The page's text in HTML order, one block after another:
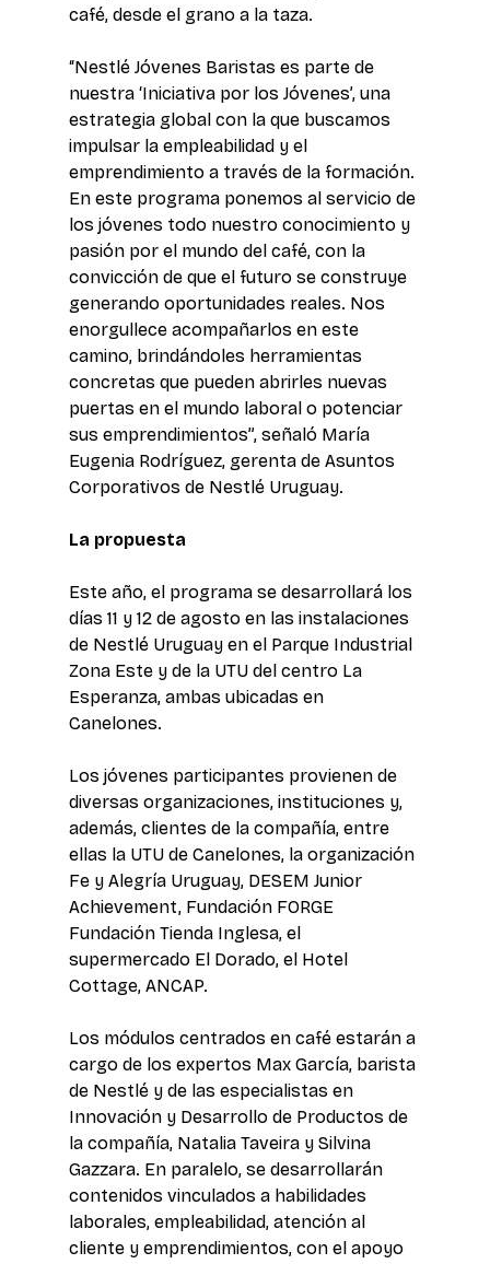
café, desde el grano a la taza.
“Nestlé Jóvenes Baristas es parte de
nuestra ‘Iniciativa por los Jóvenes’, una
estrategia global con la que buscamos
impulsar la empleabilidad y el
emprendimiento a través de la formación.
En este programa ponemos al servicio de
los jóvenes todo nuestro conocimiento y
pasión por el mundo del café, con la
convicción de que el futuro se construye
generando oportunidades reales. Nos
enorgullece acompañarlos en este
camino, brindándoles herramientas
concretas que pueden abrirles nuevas
puertas en el mundo laboral o potenciar
sus emprendimientos”, señaló María
Eugenia Rodríguez, gerenta de Asuntos
Corporativos de Nestlé Uruguay.
La propuesta
Este año, el programa se desarrollará los
días 11 y 12 de agosto en las instalaciones
de Nestlé Uruguay en el Parque Industrial
Zona Este y de la UTU del centro La
Esperanza, ambas ubicadas en
Canelones.
Los jóvenes participantes provienen de
diversas organizaciones, instituciones y,
además, clientes de la compañía, entre
ellas la UTU de Canelones, la organización
Fe y Alegría Uruguay, DESEM Junior
Achievement, Fundación FORGE
Fundación Tienda Inglesa, el
supermercado El Dorado, el Hotel
Cottage, ANCAP.
Los módulos centrados en café estarán a
cargo de los expertos Max García, barista
de Nestlé y de las especialistas en
Innovación y Desarrollo de Productos de
la compañía, Natalia Taveira y Silvina
Gazzara. En paralelo, se desarrollarán
contenidos vinculados a habilidades
laborales, empleabilidad, atención al
cliente y emprendimientos, con el apoyo